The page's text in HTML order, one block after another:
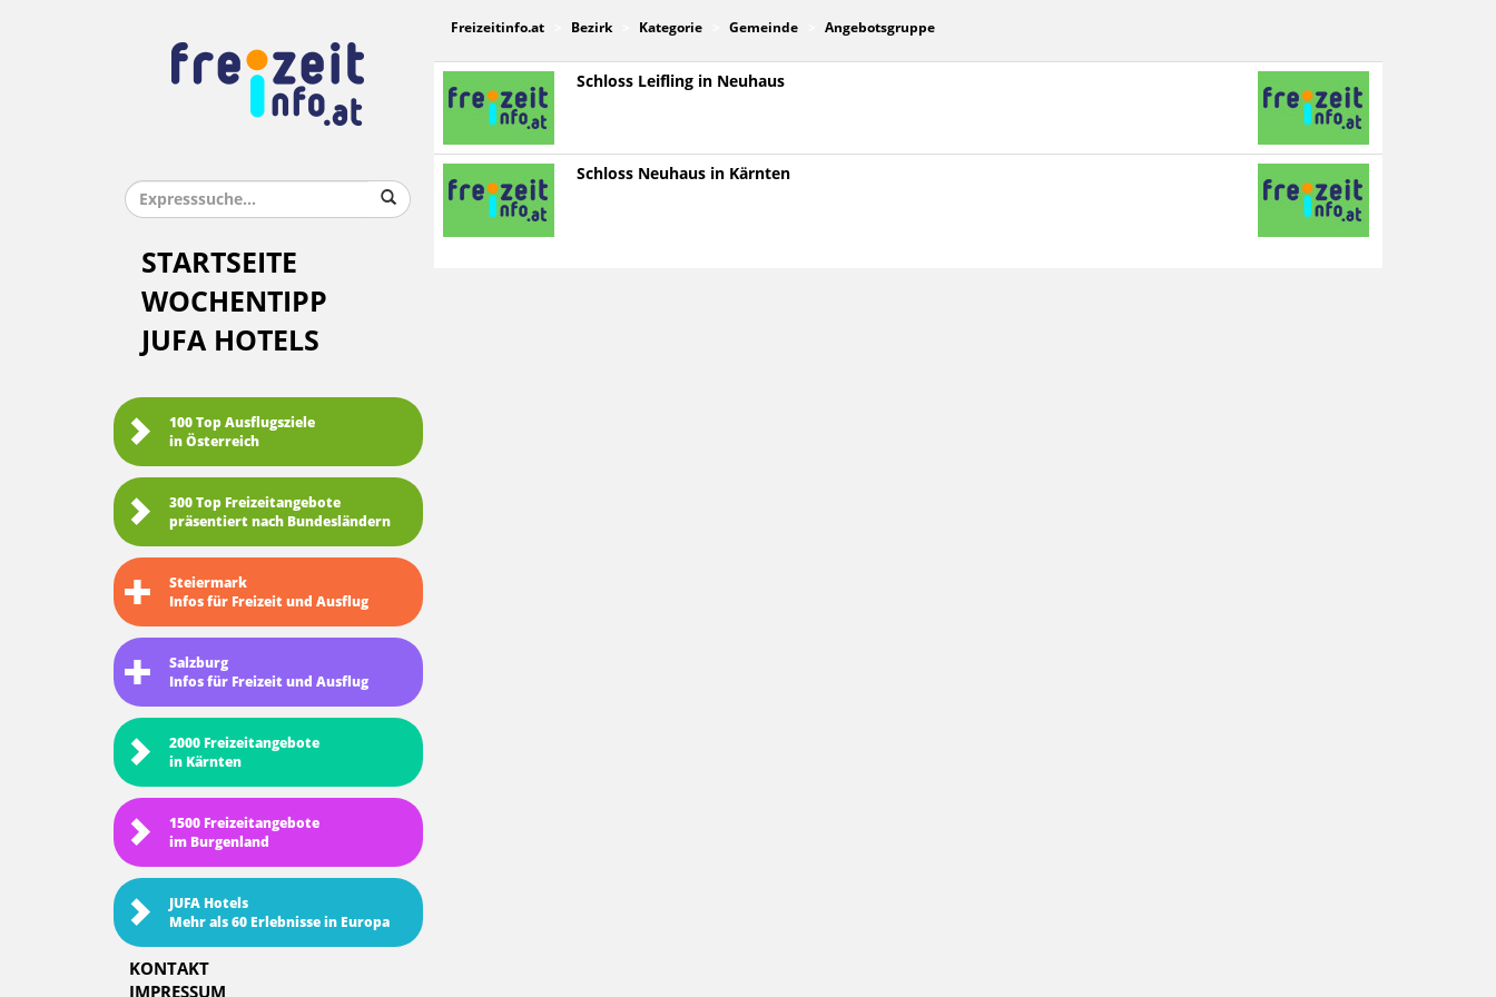
STARTSEITE
WOCHENTIPP
JUFA HOTELS
100 Top Ausflugsziele
in Österreich
300 Top Freizeitangebote
präsentiert nach Bundesländern
Steiermark
Infos für Freizeit und Ausflug
Salzburg
Infos für Freizeit und Ausflug
2000 Freizeitangebote
in Kärnten
1500 Freizeitangebote
im Burgenland
JUFA Hotels
Mehr als 60 Erlebnisse in Europa
KONTAKT
IMPRESSUM
Freizeitinfo.at Bezirk Kategorie Gemeinde Angebotsgruppe
Schloss Leifling in Neuhaus
Schloss Neuhaus in Kärnten